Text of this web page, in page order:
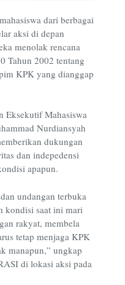
dari berbagai
aksi di depan
menolak rencana
Tahun 2002 tentang
KPK yang dianggap
Eksekutif Mahasiswa
Nurdiansyah
dukungan
dan indepedensi
apapun.
undangan terbuka
kondisi saat ini mari
rakyat, membela
tetap menjaga KPK
manapun,” ungkap
di lokasi aksi pada